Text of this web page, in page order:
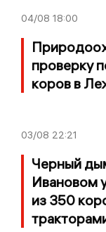
04/08 18:00
проверку
коров в
03/08 22:21
Черный
Ивановом
из 350